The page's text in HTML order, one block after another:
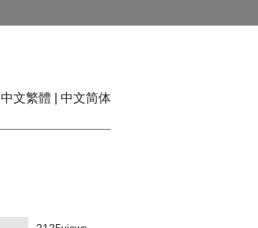
中文繁體 中文简体